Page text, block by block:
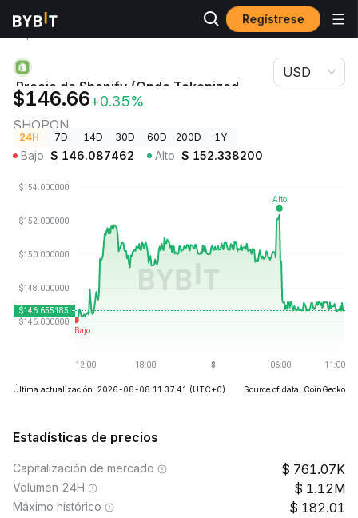
Regístrese
Precios de
Precio de Shopify (Ondo Tokenized Stock)
Precio de Shopify (Ondo Tokenized
Stock)
SHOPON
$146.66+0.35%
USD
24H 7D 14D 30D 60D 200D 1Y
Bajo $ 146.087462 Alto $ 152.338200
Última actualización: 2026-08-08 11:37:41 (UTC+0) Source of data: CoinGecko
Estadísticas de precios
Capitalización de mercado 761.07K
Volumen 24H 1.12M
Máximo histórico 182.01